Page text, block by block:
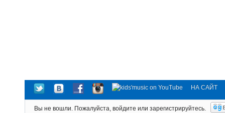
НА САЙТ
Вы не вошли. Пожалуйста, войдите или зарегистрируйтесь.